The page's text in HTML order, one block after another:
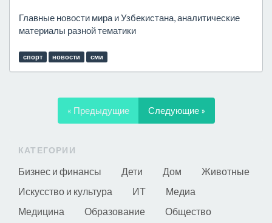
Главные новости мира и Узбекистана, аналитические
материалы разной тематики
спорт новости сми
« Предыдущие Следующие »
КАТЕГОРИИ
Бизнес и финансы Дети Дом
Животные
Искусство и культура
ИТ
Медиа
Медицина
Образование
Общество